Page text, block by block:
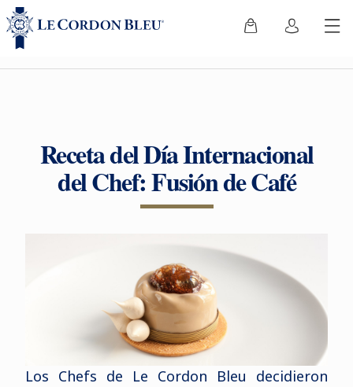
Receta del Día Internacional
del Chef: Fusión de Café
Los Chefs de Le Cordon Bleu decidieron